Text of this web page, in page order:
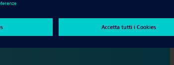
vantaggi per i progettisti che hanno bisogno
in officina o stanno viaggiando per
tramite dispositivi mobili a